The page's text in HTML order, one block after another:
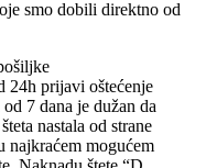
smo dobili direktno od
24h prijavi oštećenje
7 dana je dužan da
nastala od strane
najkraćem mogućem